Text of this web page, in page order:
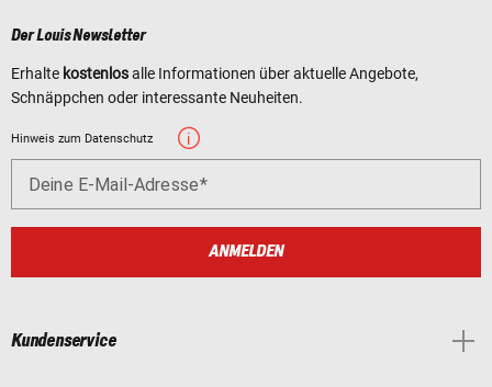
Der Louis Newsletter
Erhalte kostenlosalle Informationen über aktuelle Angebote,
Schnäppchen oder interessante Neuheiten.
Hinweis zum Datenschutz
Deine E-Mail-Adresse
ANMELDEN
Kundenservice